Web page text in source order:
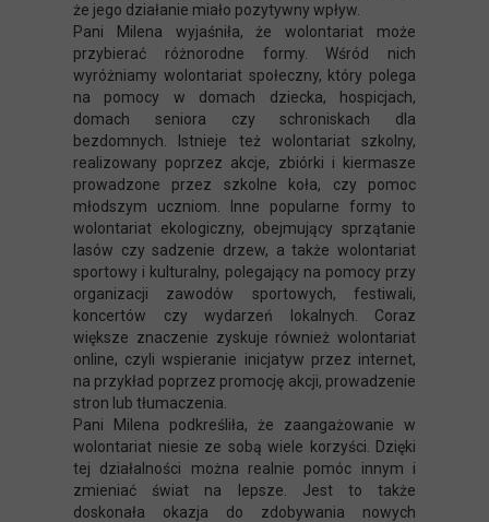
że jego działanie miało pozytywny wpływ.
Pani Milena wyjaśniła, że wolontariat może
przybierać różnorodne formy. Wśród nich
wyróżniamy wolontariat społeczny, który polega
na pomocy w domach dziecka, hospicjach,
domach seniora czy schroniskach dla
bezdomnych. Istnieje też wolontariat szkolny,
realizowany poprzez akcje, zbiórki i kiermasze
prowadzone przez szkolne koła, czy pomoc
młodszym uczniom. Inne popularne formy to
wolontariat ekologiczny, obejmujący sprzątanie
lasów czy sadzenie drzew, a także wolontariat
sportowy i kulturalny, polegający na pomocy przy
organizacji zawodów sportowych, festiwali,
koncertów czy wydarzeń lokalnych. Coraz
większe znaczenie zyskuje również wolontariat
online, czyli wspieranie inicjatyw przez internet,
na przykład poprzez promocję akcji, prowadzenie
stron lub tłumaczenia.
Pani Milena podkreśliła, że zaangażowanie w
wolontariat niesie ze sobą wiele korzyści. Dzięki
tej działalności można realnie pomóc innym i
zmieniać świat na lepsze. Jest to także
doskonała okazja do zdobywania nowych